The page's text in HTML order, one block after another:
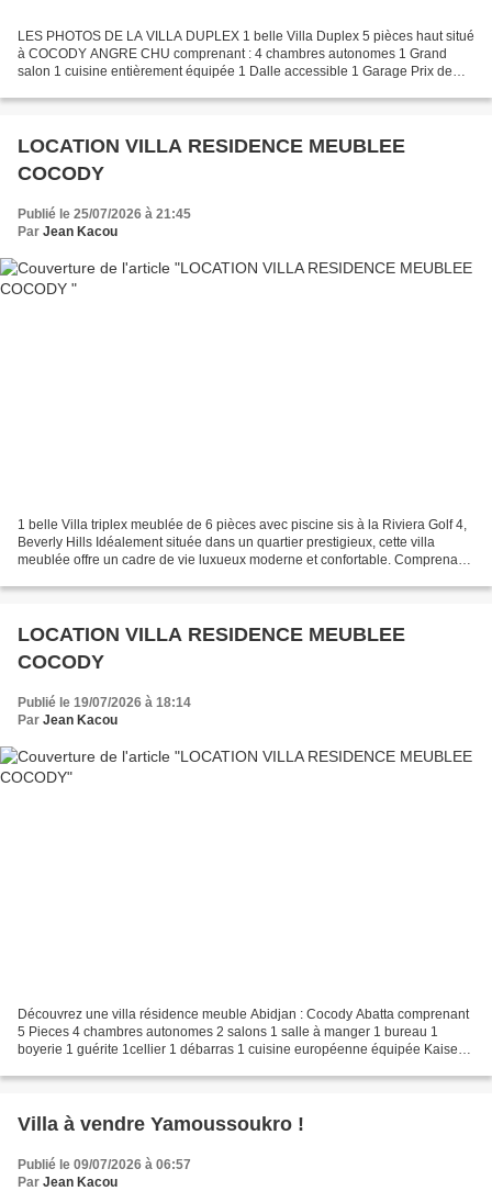
LES PHOTOS DE LA VILLA DUPLEX 1 belle Villa Duplex 5 pièces haut situé
à COCODY ANGRE CHU comprenant : 4 chambres autonomes 1 Grand
salon 1 cuisine entièrement équipée 1 Dalle accessible 1 Garage Prix de
LOCATION VILLA RESIDENCE MEUBLEE
COCODY
Publié le 25/07/2026 à 21:45
Par Jean Kacou
1 belle Villa triplex meublée de 6 pièces avec piscine sis à la Riviera Golf 4,
Beverly Hills Idéalement située dans un quartier prestigieux, cette villa
meublée offre un cadre de vie luxueux moderne et confortable. Comprenant
LOCATION VILLA RESIDENCE MEUBLEE
COCODY
Publié le 19/07/2026 à 18:14
Par Jean Kacou
Découvrez une villa résidence meuble Abidjan : Cocody Abatta comprenant
5 Pieces 4 chambres autonomes 2 salons 1 salle à manger 1 bureau 1
boyerie 1 guérite 1cellier 1 débarras 1 cuisine européenne équipée Kaiser 1
Villa à vendre Yamoussoukro !
Publié le 09/07/2026 à 06:57
Par Jean Kacou